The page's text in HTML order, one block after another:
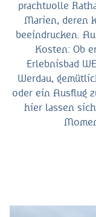
prachtvolle
Marien, deren
beeindrucken.
Kosten: Ob
Erlebnisbad
Werdau,
oder ein Ausflug
hier lassen